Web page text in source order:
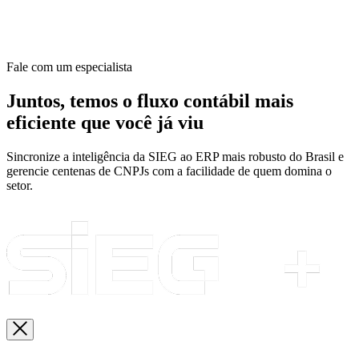
Fale com um especialista
Juntos, temos o fluxo contábil mais
eficiente que você já viu
Sincronize a inteligência da SIEG ao ERP mais robusto do Brasil e
gerencie centenas de CNPJs com a facilidade de quem domina o
setor.